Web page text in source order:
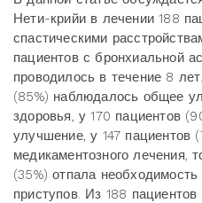
Нети-крийи в лечении 188
спастическими
пациентов с бронхиальной
проводилось в течение 8
(85%) наблюдалось общее
здоровья, у 170 пациентов
улучшение, у 147
медикаментозного лечения,
(35%) отпала
приступов. Из 188